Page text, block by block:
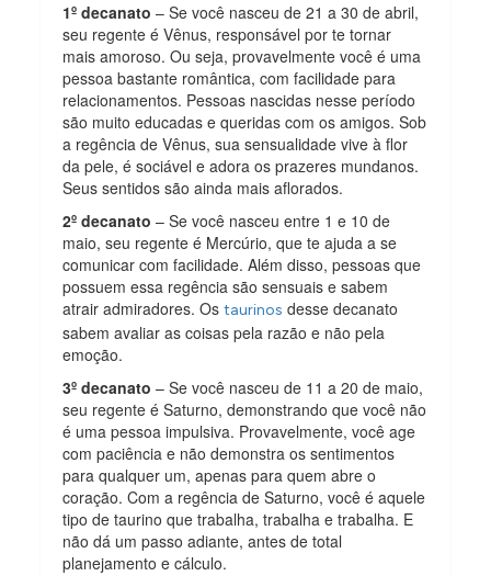
1º decanato – Se você nasceu de 21 a 30 de abril,
seu regente é Vênus, responsável por te tornar
mais amoroso. Ou seja, provavelmente você é uma
pessoa bastante romântica, com facilidade para
relacionamentos. Pessoas nascidas nesse período
são muito educadas e queridas com os amigos. Sob
a regência de Vênus, sua sensualidade vive à flor
da pele, é sociável e adora os prazeres mundanos.
Seus sentidos são ainda mais aflorados.
2º decanato – Se você nasceu entre 1 e 10 de
maio, seu regente é Mercúrio, que te ajuda a se
comunicar com facilidade. Além disso, pessoas que
possuem essa regência são sensuais e sabem
atrair admiradores. Ostaurinos desse decanato
sabem avaliar as coisas pela razão e não pela
emoção.
3º decanato – Se você nasceu de 11 a 20 de maio,
seu regente é Saturno, demonstrando que você não
é uma pessoa impulsiva. Provavelmente, você age
com paciência e não demonstra os sentimentos
para qualquer um, apenas para quem abre o
coração. Com a regência de Saturno, você é aquele
tipo de taurino que trabalha, trabalha e trabalha. E
não dá um passo adiante, antes de total
planejamento e cálculo.